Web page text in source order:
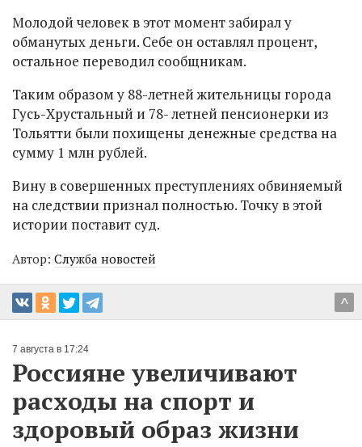
Молодой человек в этот момент забирал у
обманутых деньги. Себе он оставлял процент,
остальное переводил сообщникам.
Таким образом у 88-летней жительницы города
Гусь-Хрустальный и 78- летней пенсионерки из
Тольятти были похищены денежные средства на
сумму 1 млн рублей.
Вину в совершенных преступлениях обвиняемый
на следствии признал полностью. Точку в этой
истории поставит суд.
Автор: Служба новостей
^
7 августа в 17:24
Россияне увеличивают
расходы на спорт и
здоровый образ жизни